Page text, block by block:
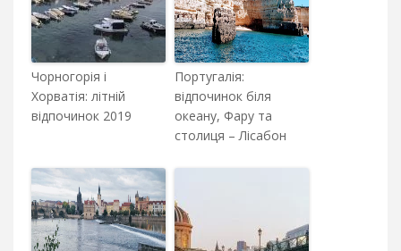
Чорногорія і
Хорватія: літній
відпочинок 2019
Португалія:
відпочинок біля
океану, Фару та
столиця – Лісабон